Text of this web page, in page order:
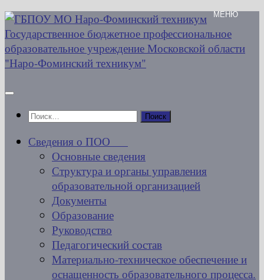
Перейти
к
содержимому
Найти:
Сведения о ПОО
Основные сведения
Структура и органы управления
образовательной организацией
Документы
Образование
Руководство
Педагогический состав
Материально-техническое обеспечение и
оснащенность образовательного процесса.